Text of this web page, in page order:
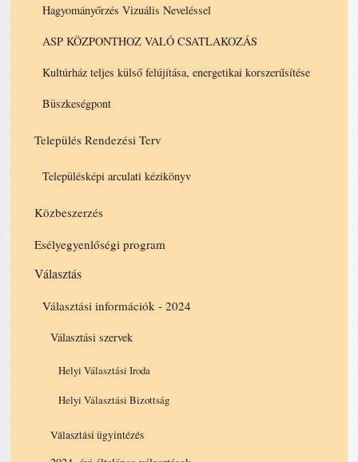
Hagyományőrzés Vizuális Neveléssel
ASP KÖZPONTHOZ VALÓ CSATLAKOZÁS
Kultúrház teljes külső felújítása, energetikai korszerűsítése
Büszkeségpont
Település Rendezési Terv
Településképi arculati kézikönyv
Közbeszerzés
Esélyegyenlőségi program
Választás
Választási információk - 2024
Választási szervek
Helyi Választási Iroda
Helyi Választási Bizottság
Választási ügyintézés